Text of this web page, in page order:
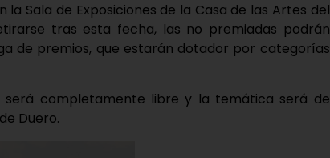
Sala de Exposiciones de la Casa de las Artes del
tras esta fecha, las no premiadas podrán
de premios, que estarán dotador por categorías
será completamente libre y la temática será de
Duero.